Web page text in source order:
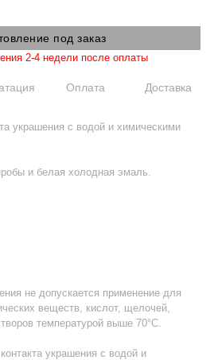
под заказ
2-4 недели после оплаты
Оплата Доставка
украшения с водой и химическими
и белая холодная эмаль.
не допускается применение для
веществ, кислот, щелочей,
температурой выше 70°С.
украшения с водой и